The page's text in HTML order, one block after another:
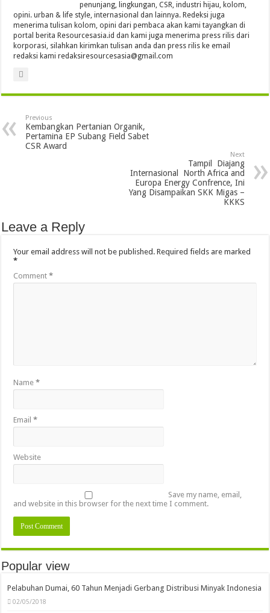
penunjang, lingkungan, CSR, industri hijau, kolom,
opini. urban & life style, internasional dan lainnya. Redeksi juga
menerima tulisan kolom, opini dari pembaca akan kami tayangkan di
portal berita Resourcesasia.id dan kami juga menerima press rilis dari
korporasi, silahkan kirimkan tulisan anda dan press rilis ke email
redaksi kami redaksiresourcesasia@gmail.com
Previous
Kembangkan Pertanian Organik,
Pertamina EP Subang Field Sabet
CSR Award
Next
Tampil Diajang
Internasional North Africa and
Europa Energy Confrence, Ini
Yang Disampaikan SKK Migas –
KKKS
Leave a Reply
Your email address will not be published. Required fields are marked
*
Comment*
Name*
Email*
Website
Save my name, email,
and website in this browser for the next time I comment.
Popular view
Pelabuhan Dumai, 60 Tahun Menjadi Gerbang Distribusi Minyak Indonesia
02/05/2018